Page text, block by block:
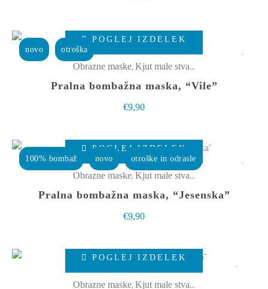
novo otroška
POGLEJ IZDELEK
Ta
več
izberete
na
izdelka
Obrazne maske, Kjut male stvarce
Pralna bombažna maska, “Vile”
€9,90
100% bombaž novo otroške in odrasle
POGLEJ IZDELEK
Ta
več
izberete
na
Obrazne maske, Kjut male stvarce
Pralna bombažna maska, “Jesenska”
€9,90
POGLEJ IZDELEK
Ta
Obrazne maske, Kjut male stvarce